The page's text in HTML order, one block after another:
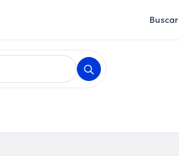
Buscar